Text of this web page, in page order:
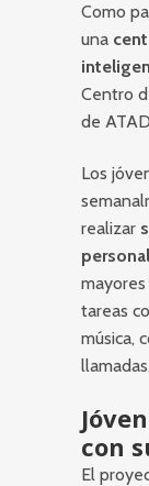
Como
una
Centro
de
Los
realizar
tareas
música,
con
El